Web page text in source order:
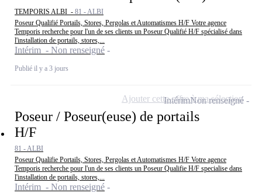
TEMPORIS ALBI - 81 - ALBI
Poseur Qualifié Portails, Stores, Pergolas et Automatismes H/F Votre agence
Temporis recherche pour l'un de ses clients un Poseur Qualifié H/F spécialisé dans
l'installation de portails, stores,...
Intérim - Non renseigné
Publié il y a 3 jours
Poseur / Poseur(euse) de portails
H/F
81 - ALBI
Poseur Qualifie Portails, Stores, Pergolas et Automatismes H/F Votre agence
Temporis recherche pour l'un de ses clients un Poseur Qualifie H/F specialise dans
l'installation de portails, stores,...
Intérim - Non renseigné
IntérimNon renseigné
Ajouter cette offre à ma sélection